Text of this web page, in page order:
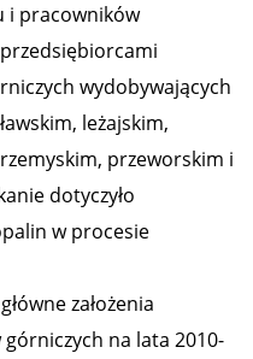
i pracowników
wydobywających
leżajskim,
przeworskim i
dotyczyło
w procesie
założenia
na lata 2010-